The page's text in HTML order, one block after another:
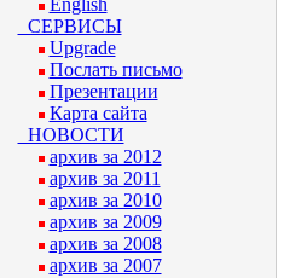
English
СЕРВИСЫ
Upgrade
Послать письмо
Презентации
Карта сайта
НОВОСТИ
архив за 2012
архив за 2011
архив за 2010
архив за 2009
архив за 2008
архив за 2007